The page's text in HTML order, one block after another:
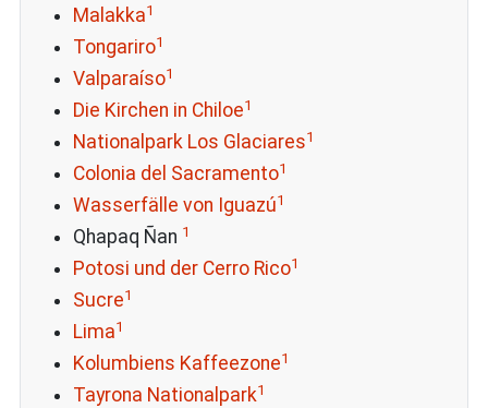
Malakka1
Tongariro1
Valparaíso1
Die Kirchen in Chiloe1
Nationalpark Los Glaciares1
Colonia del Sacramento1
Wasserfälle von Iguazú1
Qhapaq Ñan 1
Potosi und der Cerro Rico1
Sucre1
Lima1
Kolumbiens Kaffeezone1
Tayrona Nationalpark1